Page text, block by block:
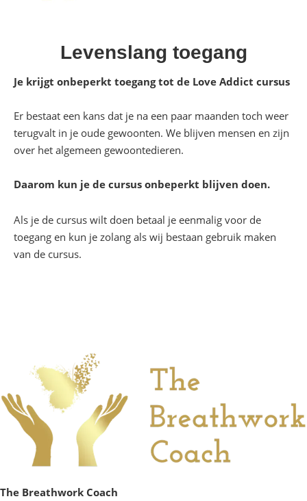
Levenslang toegang
Je krijgt onbeperkt toegang tot de Love Addict cursus
Er bestaat een kans dat je na een paar maanden toch weer
terugvalt in je oude gewoonten. We blijven mensen en zijn
over het algemeen gewoontedieren.
Daarom kun je de cursus onbeperkt blijven doen.
Als je de cursus wilt doen betaal je eenmalig voor de
toegang en kun je zolang als wij bestaan gebruik maken
van de cursus.
The Breathwork Coach